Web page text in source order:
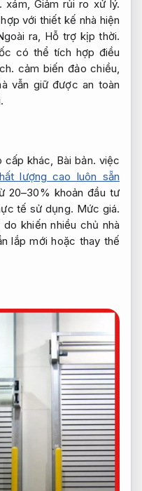
xám, Giảm rủi ro xử lý.
với thiết kế nhà hiện
ra, Hỗ trợ kịp thời.
có thể tích hợp điều
cảm biến đảo chiều,
vẫn giữ được an toàn
cấp khác, Bài bản. việc
lượng cao luôn sẵn
20–30% khoản đầu tư
tế sử dụng. Mức giá.
khiến nhiều chủ nhà
lắp mới hoặc thay thế